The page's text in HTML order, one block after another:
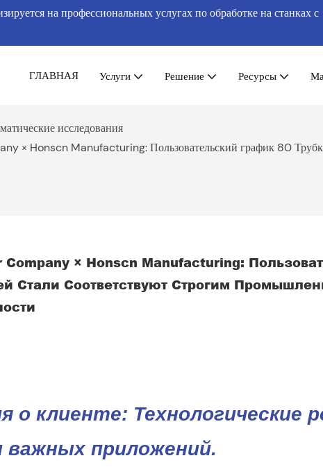
на профессиональных услугах по обработке на станках с
ГЛАВНАЯ Услуги Решение Ресурсы
исследования
× Honscn Manufacturing: Пользовательский график 80
Company × Honscn Manufacturing:
Стали Соответствуют Строгим
о клиенте: Технологические
важных приложений.